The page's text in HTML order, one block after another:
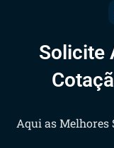
Solicite
Aqui as Melhores